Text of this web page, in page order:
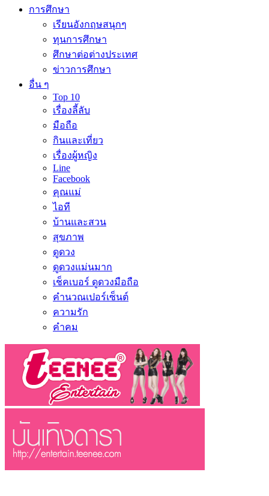
การศึกษา
เรียนอังกฤษสนุกๆ
ทุนการศึกษา
ศึกษาต่อต่างประเทศ
ข่าวการศึกษา
อื่น ๆ
Top 10
เรื่องลี้ลับ
มือถือ
กินและเที่ยว
เรื่องผู้หญิง
Line
Facebook
คุณแม่
ไอที
บ้านและสวน
สุขภาพ
ดูดวง
ดูดวงแม่นมาก
เช็คเบอร์ ดูดวงมือถือ
คำนวณเปอร์เซ็นต์
ความรัก
คำคม